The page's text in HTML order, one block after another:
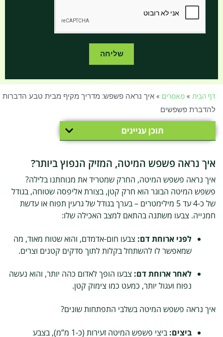
שליחה
דף הבית » מאמרים » איך נראה פשפש: מדריך מקיף מבית טבע הדברות
להדברת פשפשים
תוכן עניינים
איך נראה פשפש המיטה, המזיק הנפוץ ביותר?
איך נראה פשפש המיטה, החרק שמטריד את מנוחתנו בלילה?
פשפש המיטה הבוגר הוא חרק קטן, בצורת אליפסה שטוחה, בגודל
של כ-4 עד 5 מילימטרים – בערך בגודל של גרעין תפוח או עדשת
חמנייה. צבעו משתנה בהתאם למצב האכילה שלו:
לפני ארוחת דם: צבעו חום-אדמדם, והוא שטוח מאוד, מה
שמאפשר לו להשתחל בקלות לתוך סדקים קטנים וצרים.
לאחר ארוחת דם: צבעו הופך לאדום כהה יותר, והוא נעשה
נפוח ועגול יותר, כמעט כמו צימוק קטן.
איך נראה פשפש המיטה בשלבי התפתחות שונים?
ביצים:
ביצי פשפש המיטה זעירות (כ-1 מ”מ), בצבע